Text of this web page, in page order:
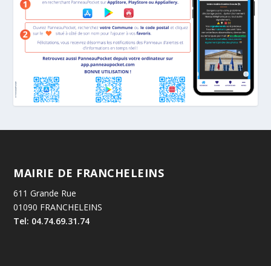
MAIRIE DE FRANCHELEINS
611 Grande Rue
01090 FRANCHELEINS
Tel: 04.74.69.31.74